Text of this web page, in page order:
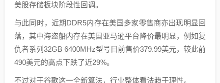
美股存储板块阶段性回调。
与此同时，近期DDR5内存在美国多家零售商亦出现明显回
落，其中海盗船内存在美国亚马逊平台降价最明显，例如复
仇者系列32GB 6400MHz型号目前售价379.99美元，较此前
490美元的高点下跌了近29%。
不过对于谷歌这一全新算法，行业整体看法趋于理性。